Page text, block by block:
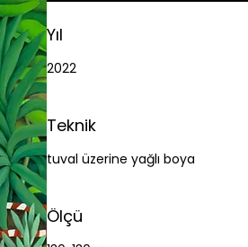
Yıl
2022
Teknik
tuval üzerine yağlı boya
Ölçü